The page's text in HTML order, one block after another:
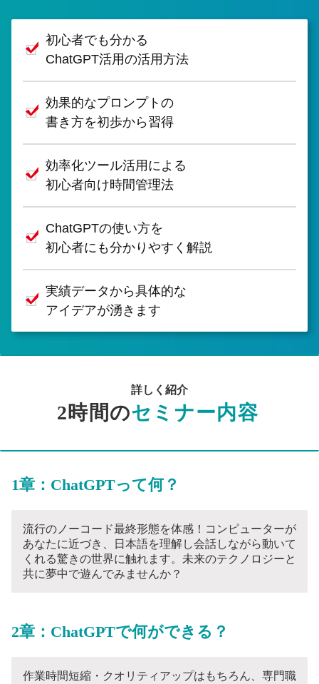
初心者でも分かる
ChatGPT活用の活用方法
効果的なプロンプトの
書き方を初歩から習得
効率化ツール活用による
初心者向け時間管理法
ChatGPTの使い方を
初心者にも分かりやすく解説
実績データから具体的な
アイデアが湧きます
詳しく紹介
2時間のセミナー内容
1章：ChatGPTって何？
流行のノーコード最終形態を体感！コンピューターが
あなたに近づき、日本語を理解し会話しながら動いて
くれる驚きの世界に触れます。未来のテクノロジーと
共に夢中で遊んでみませんか？
2章：ChatGPTで何ができる？
作業時間短縮・クオリティアップはもちろん、専門職